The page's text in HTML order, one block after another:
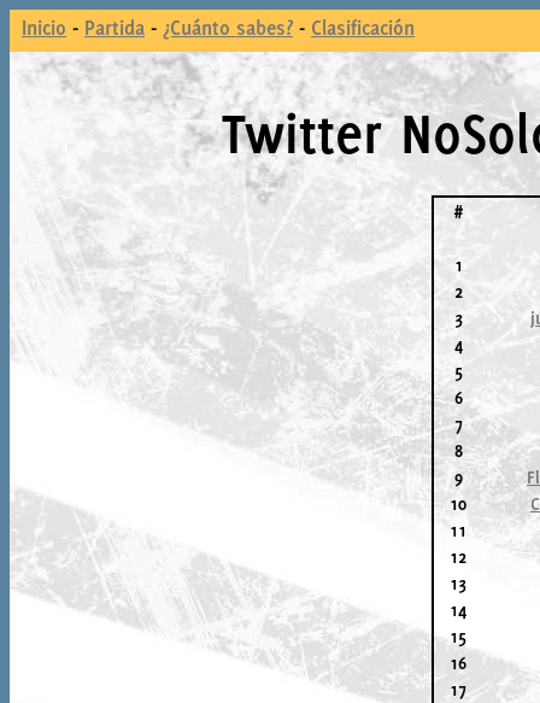
Inicio - Partida - ¿Cuánto sabes? - Clasificación
Twitter
#
1
2
3
4
5
6
7
8
9
10
11
12
13
14
15
16
17